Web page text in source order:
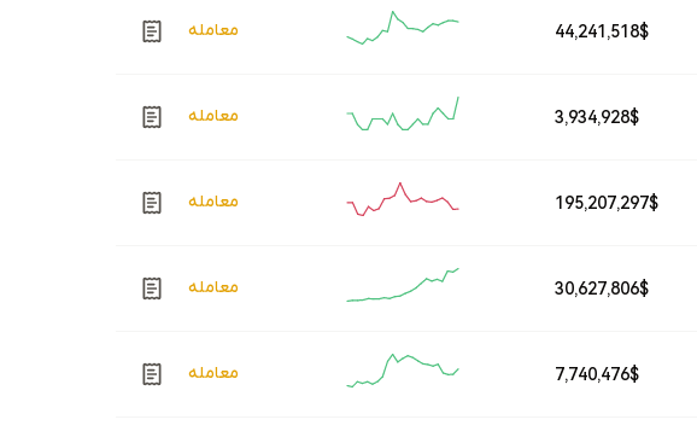
$
44,241,518 معامله
$
3,934,928 معامله
$
195,207,297 معامله
$
30,627,806 معامله
$
7,740,476 معامله